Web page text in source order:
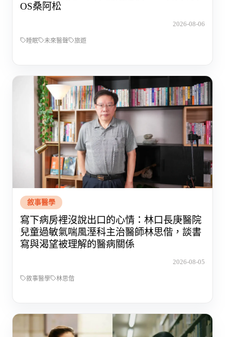
OS桑阿松
2026-08-06
睡眠 未來醫聲 旅遊
敘事醫學
寫下病房裡沒說出口的心情：林口長庚醫院
兒童過敏氣喘風溼科主治醫師林思偕，談書
寫與渴望被理解的醫病關係
2026-08-05
敘事醫學 林思偕